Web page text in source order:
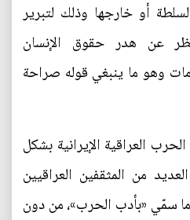
أو خارجها وذلك لتبرير
عن هدر حقوق الإنسان
وهو ما ينبغي قوله صراحة
العراقية الإيرانية بشكل
من المثقفين العراقيين
سمّي «بأدب الحرب»، من دون